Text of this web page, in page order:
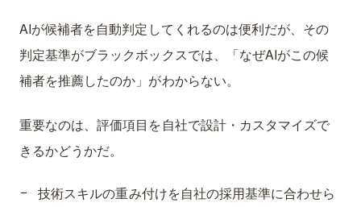
AIが候補者を自動判定してくれるのは便利だが、その
判定基準がブラックボックスでは、「なぜAIがこの候
補者を推薦したのか」がわからない。
重要なのは、評価項目を自社で設計・カスタマイズで
きるかどうかだ。
技術スキルの重み付けを自社の採用基準に合わせら